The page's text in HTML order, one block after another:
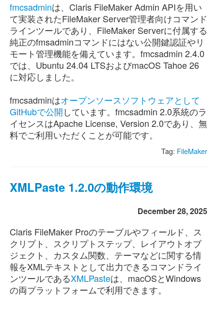
fmcsadminは、Claris FileMaker Admin APIを用い
て実装されたFileMaker Server管理者向けコマンド
ラインツールであり、FileMaker Serverに付属する
純正のfmsadminコマンドにはない公開鍵認証やリ
モート管理機能を備えています。fmcsadmin 2.4.0
では、Ubuntu 24.04 LTSおよびmacOS Tahoe 26
に対応しました。
fmcsadminはオープンソースソフトウェアとして
GitHubで公開しています。fmcsadmin 2.0系統のラ
イセンスはApache License, Version 2.0であり、無
料でご利用いただくことが可能です。
Tag: FileMaker
XMLPaste 1.2.0の動作環境
December 28, 2025
Claris FileMaker Proのテーブルやフィールド、ス
クリプト、スクリプトステップ、レイアウトオブ
ジェクト、カスタム関数、テーマなどに関する情
報をXMLテキストとして出力できるコマンドライ
ンツールであるXMLPasteは、macOSとWindows
の両プラットフォームで利用できます。